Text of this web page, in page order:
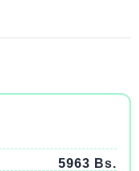
5963 Bs.